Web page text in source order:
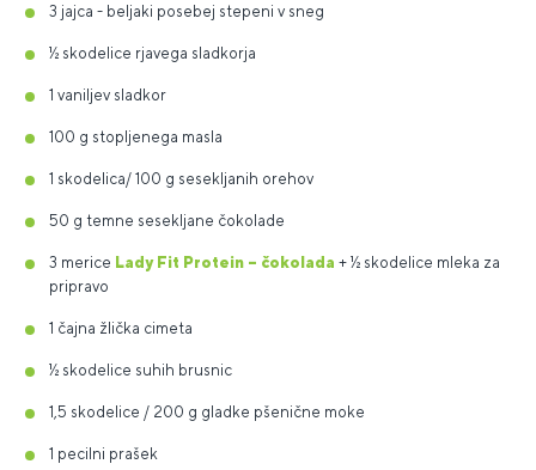
3 jajca - beljaki posebej stepeni v sneg
½ skodelice rjavega sladkorja
1 vaniljev sladkor
100 g stopljenega masla
1 skodelica/ 100 g sesekljanih orehov
50 g temne sesekljane čokolade
3 merice Lady Fit Protein – čokolada + ½ skodelice mleka za
pripravo
1 čajna žlička cimeta
½ skodelice suhih brusnic
1,5 skodelice / 200 g gladke pšenične moke
1 pecilni prašek